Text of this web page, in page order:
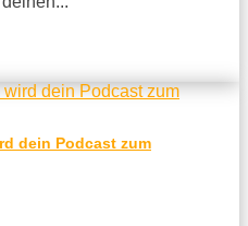
dein Podcast zum